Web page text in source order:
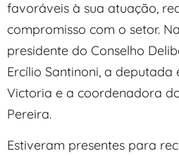
favoráveis à sua atuação,
compromisso com o setor.
presidente do Conselho
Ercílio Santinoni, a deputada
Victoria e a coordenadora
Pereira.
Estiveram presentes para